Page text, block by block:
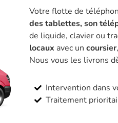
Votre flotte de
des tablettes, son
de liquide, clavier ou
locaux avec un coursier
Nous vous les livrons
Intervention dans
Traitement